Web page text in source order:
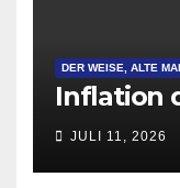
DER WEISE, ALTE
Inflation
JULI 11, 2026